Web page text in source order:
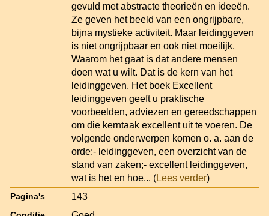
gevuld met abstracte theorieën en ideeën.
Ze geven het beeld van een ongrijpbare,
bijna mystieke activiteit. Maar leidinggeven
is niet ongrijpbaar en ook niet moeilijk.
Waarom het gaat is dat andere mensen
doen wat u wilt. Dat is de kern van het
leidinggeven. Het boek Excellent
leidinggeven geeft u praktische
voorbeelden, adviezen en gereedschappen
om die kerntaak excellent uit te voeren. De
volgende onderwerpen komen o. a. aan de
orde:- leidinggeven, een overzicht van de
stand van zaken;- excellent leidinggeven,
wat is het en hoe... (Lees verder)
Pagina's 143